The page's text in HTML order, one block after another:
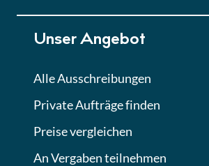
Eignung im
Lektion 6
Abgabe von
Lektion
Unser Angebot
Alle Ausschreibungen
Private Aufträge finden
Preise vergleichen
An Vergaben teilnehmen